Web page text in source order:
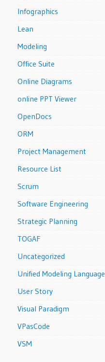
Infographics
Lean
Modeling
Office Suite
Online Diagrams
online PPT Viewer
OpenDocs
ORM
Project Management
Resource List
Scrum
Software Engineering
Strategic Planning
TOGAF
Uncategorized
Unified Modeling Language
User Story
Visual Paradigm
VPasCode
VSM